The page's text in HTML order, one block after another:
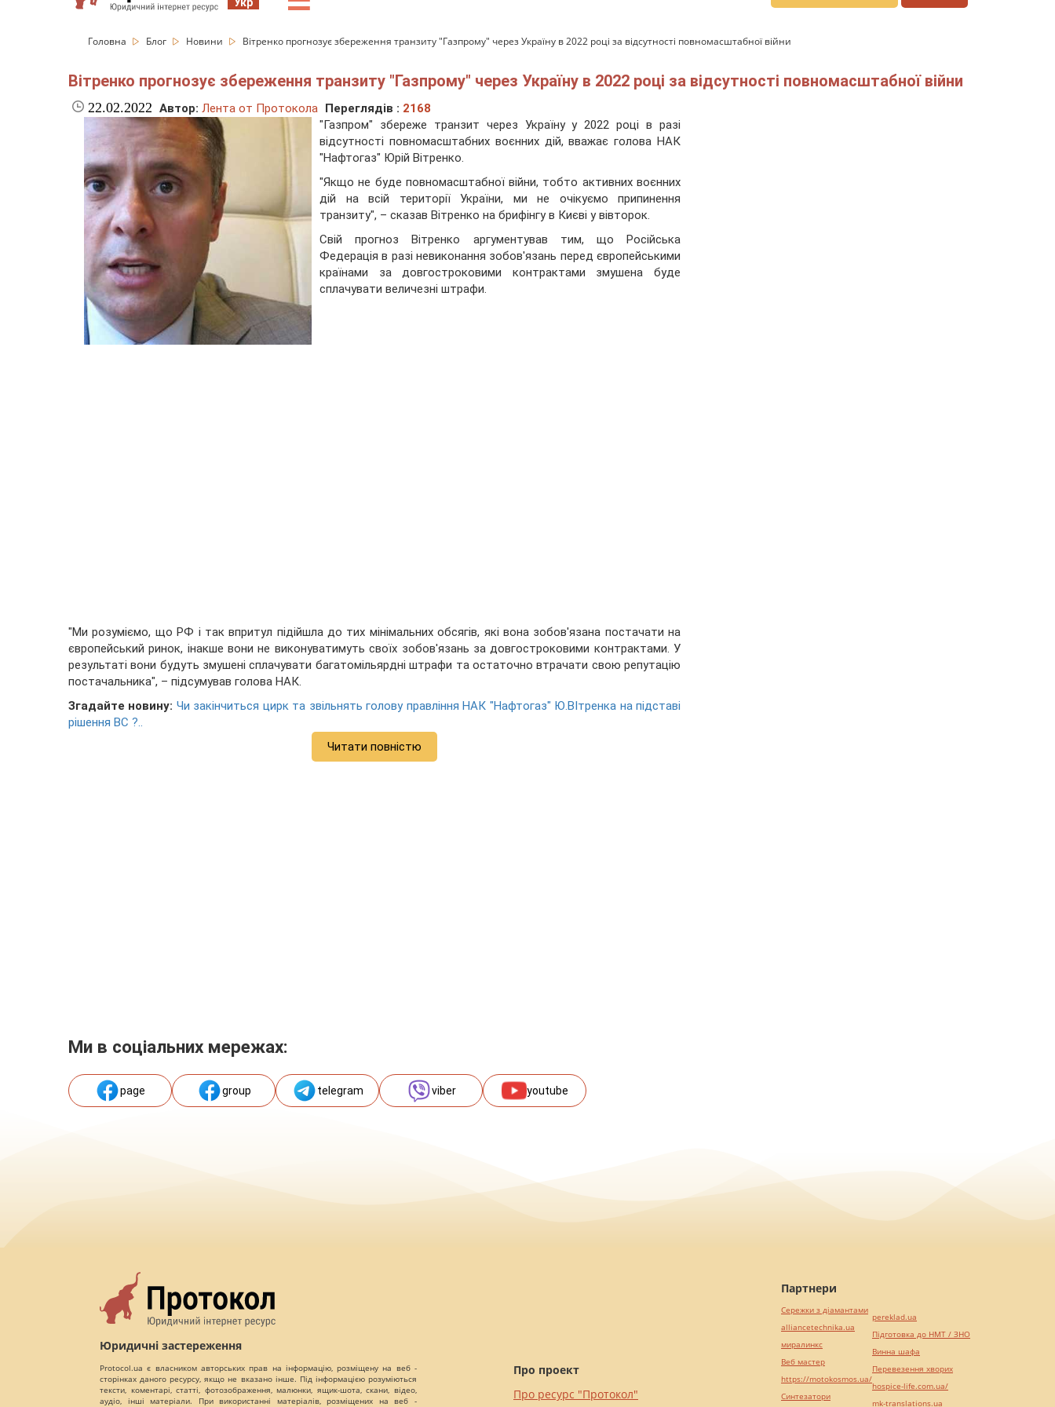
Головна Блог Новини Вітренко прогнозує збереження транзиту "Газпрому" через Україну в 2022 році за відсутності повномасштабної війни
Вітренко прогнозує збереження транзиту "Газпрому" через Україну в 2022 році за відсутності повномасштабної війни
22.02.2022 Автор: Лента от Протокола Переглядів : 2168
"Газпром" збереже транзит через Україну у 2022 році в разі
відсутності повномасштабних воєнних дій, вважає голова НАК
"Нафтогаз" Юрій Вітренко.
"Якщо не буде повномасштабної війни, тобто активних воєнних
дій на всій території України, ми не очікуємо припинення
транзиту", – сказав Вітренко на брифінгу в Києві у вівторок.
Свій прогноз Вітренко аргументував тим, що Російська
Федерація в разі невиконання зобов'язань перед європейськими
країнами за довгостроковими контрактами змушена буде
сплачувати величезні штрафи.
"Ми розуміємо, що РФ і так впритул підійшла до тих мінімальних обсягів, які вона зобов'язана постачати на
європейський ринок, інакше вони не виконуватимуть своїх зобов'язань за довгостроковими контрактами. У
результаті вони будуть змушені сплачувати багатомільярдні штрафи та остаточно втрачати свою репутацію
постачальника", – підсумував голова НАК.
Згадайте новину: Чи закінчиться цирк та звільнять голову правління НАК "Нафтогаз" Ю.ВІтренка на підставі
рішення ВС ?..
Читати повністю
Ми в соціальних мережах:
page group telegram viber youtube
Юридичні застереження
Protocol.ua є власником авторських прав на інформацію, розміщену на веб -
сторінках даного ресурсу, якщо не вказано інше. Під інформацією розуміються
тексти, коментарі, статті, фотозображення, малюнки, ящик-шота, скани, відео,
аудіо, інші матеріали. При використанні матеріалів, розміщених на веб -
Про проект
Про ресурс "Протокол"
Партнери
Сережки з діамантами
alliancetechnika.ua
миралинкс
Веб мастер
https://motokosmos.ua/
Синтезатори
pereklad.ua
Підготовка до НМТ / ЗНО
Винна шафа
Перевезення хворих
hospice-life.com.ua/
mk-translations.ua